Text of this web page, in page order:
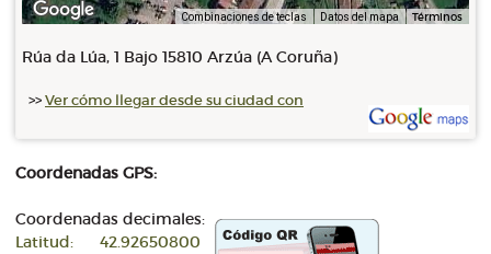
Combinaciones de teclas Datos del mapa Términos
Rúa da Lúa, 1 Bajo 15810 Arzúa (A Coruña)
>>Ver cómo llegar desde su ciudad con
Coordenadas GPS:
Coordenadas decimales:
Latitud: 42.92650800